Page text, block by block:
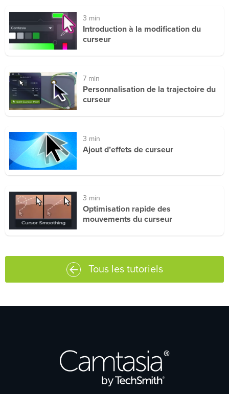
3 min
Introduction à la modification du
curseur
7 min
Personnalisation de la trajectoire du
curseur
3 min
Ajout d’effets de curseur
3 min
Optimisation rapide des
mouvements du curseur
Tous les tutoriels